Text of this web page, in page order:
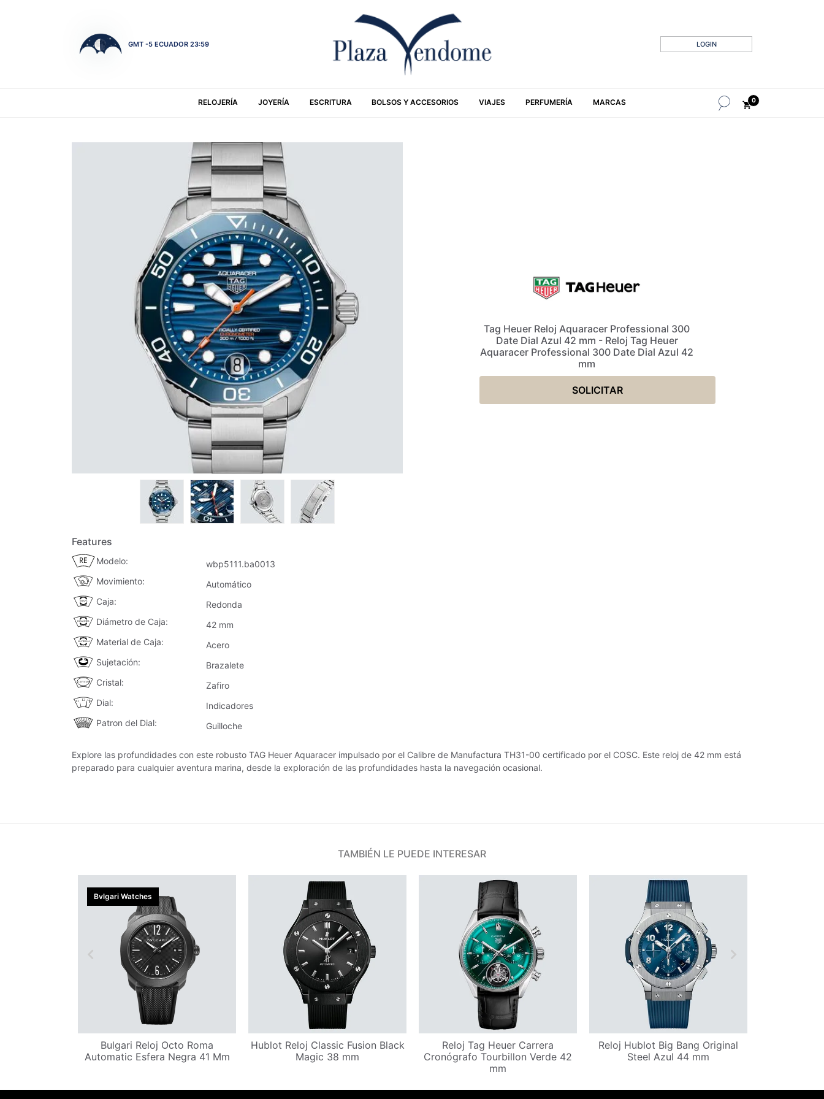
GMT -5 ECUADOR 23:59 LOGIN
RELOJERÍA JOYERÍA ESCRITURA BOLSOS Y ACCESORIOS VIAJES PERFUMERÍA MARCAS 0
Tag Heuer Reloj Aquaracer Professional 300
Date Dial Azul 42 mm - Reloj Tag Heuer
Aquaracer Professional 300 Date Dial Azul 42
mm
SOLICITAR
Features
Modelo
wbp5111.ba0013
Movimiento
Automático
Caja
Redonda
Diámetro de Caja
42 mm
Material de Caja
Acero
Sujetación
Brazalete
Cristal
Zafiro
Dial
Indicadores
Patron del Dial
Guilloche
Explore las profundidades con este robusto TAG Heuer Aquaracer impulsado por el Calibre de Manufactura TH31-00 certificado por el COSC. Este reloj de 42 mm está
preparado para cualquier aventura marina, desde la exploración de las profundidades hasta la navegación ocasional.
TAMBIÉN LE PUEDE INTERESAR
Bvlgari Watches
Bulgari Reloj Octo Roma
Automatic Esfera Negra 41 Mm
Hublot Reloj Classic Fusion Black
Magic 38 mm
Reloj Tag Heuer Carrera
Cronógrafo Tourbillon Verde 42
mm
Reloj Hublot Big Bang Original
Steel Azul 44 mm